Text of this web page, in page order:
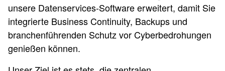
unsere Datenservices-Software erweitert, damit Sie
integrierte Business Continuity, Backups und
branchenführenden Schutz vor Cyberbedrohungen
genießen können.